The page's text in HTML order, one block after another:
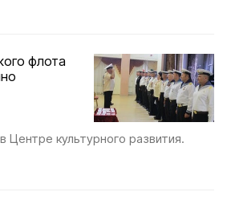
флота
Центре культурного развития.